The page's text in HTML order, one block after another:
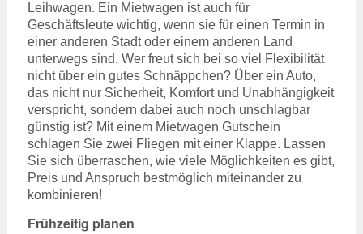
Leihwagen. Ein Mietwagen ist auch für
Geschäftsleute wichtig, wenn sie für einen Termin in
einer anderen Stadt oder einem anderen Land
unterwegs sind. Wer freut sich bei so viel Flexibilität
nicht über ein gutes Schnäppchen? Über ein Auto,
das nicht nur Sicherheit, Komfort und Unabhängigkeit
verspricht, sondern dabei auch noch unschlagbar
günstig ist? Mit einem Mietwagen Gutschein
schlagen Sie zwei Fliegen mit einer Klappe. Lassen
Sie sich überraschen, wie viele Möglichkeiten es gibt,
Preis und Anspruch bestmöglich miteinander zu
kombinieren!
Frühzeitig planen